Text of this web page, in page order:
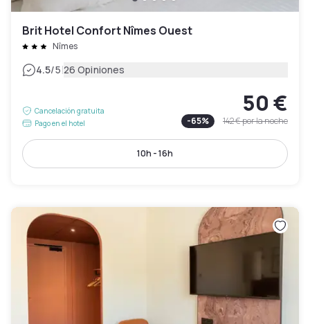
Brit Hotel Confort Nîmes Ouest
Nîmes
4.5/5|26 Opiniones
Cancelación gratuita
Pago en el hotel
50 €
-65% 142 €por la noche
10h - 16h